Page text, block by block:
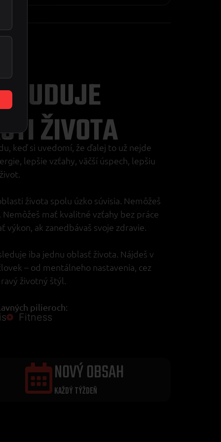
BUDUJE
ŽIVOTA
keď si uvedomí, že ďalej to už nejde
lepšie vzťahy, väčší úspech, lepšiu
života spolu úzko súvisia. Nemôžeš
mať kvalitné vzťahy bez práce
ak zanedbávaš svoje zdravie.
iba jednu oblasť života. Nájdeš v
– od mentálneho nastavenia, cez
životný štýl.
pilieroch:
Fitness
NOVÝ OBSAH
KAŽDÝ TÝŽDEŇ